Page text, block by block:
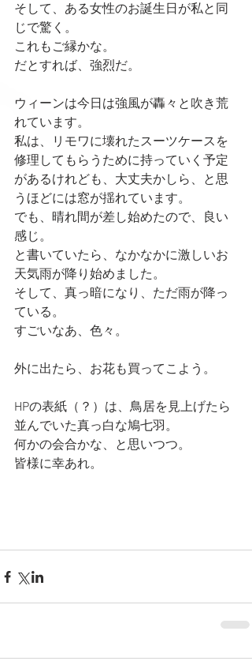
そして、ある女性のお誕生日が私と同
じで驚く。
これもご縁かな。
だとすれば、強烈だ。
ウィーンは今日は強風が轟々と吹き荒
れています。
私は、リモワに壊れたスーツケースを
修理してもらうために持っていく予定
があるけれども、大丈夫かしら、と思
うほどには窓が揺れています。
でも、晴れ間が差し始めたので、良い
感じ。
と書いていたら、なかなかに激しいお
天気雨が降り始めました。
そして、真っ暗になり、ただ雨が降っ
ている。
すごいなあ、色々。
外に出たら、お花も買ってこよう。
HPの表紙（？）は、鳥居を見上げたら
並んでいた真っ白な鳩七羽。
何かの会合かな、と思いつつ。
皆様に幸あれ。